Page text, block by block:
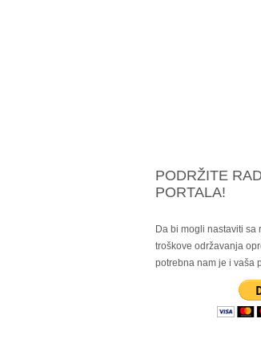
PODRŽITE
PORTALA!
Da bi mogli nastaviti sa
troškove održavanja
potrebna nam je i vaša